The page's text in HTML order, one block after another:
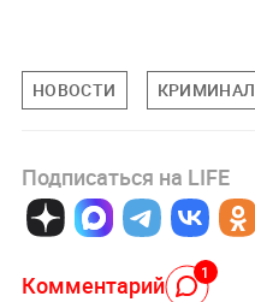
НОВОСТИ КРИМИНАЛ
Подписаться на LIFE
Комментарий 1